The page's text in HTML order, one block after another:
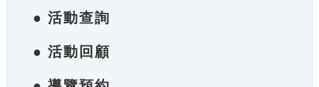
● 活動查詢
● 活動回顧